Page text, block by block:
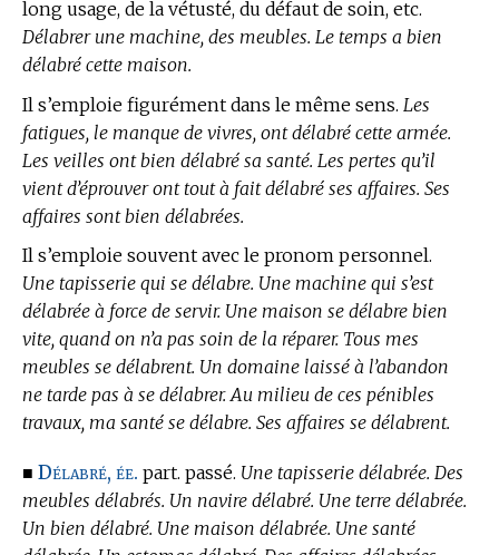
long usage, de la vétusté, du défaut de soin, etc.
Délabrer une machine, des meubles. Le temps a bien
délabré cette maison.
Il s’emploie figurément dans le même sens. Les
fatigues, le manque de vivres, ont délabré cette armée.
Les veilles ont bien délabré sa santé. Les pertes qu’il
vient d’éprouver ont tout à fait délabré ses affaires. Ses
affaires sont bien délabrées.
Il s’emploie souvent avec le pronom personnel.
Une tapisserie qui se délabre. Une machine qui s’est
délabrée à force de servir. Une maison se délabre bien
vite, quand on n’a pas soin de la réparer. Tous mes
meubles se délabrent. Un domaine laissé à l’abandon
ne tarde pas à se délabrer. Au milieu de ces pénibles
travaux, ma santé se délabre. Ses affaires se délabrent.
■ Délabré, ée. part. passé. Une tapisserie délabrée. Des
meubles délabrés. Un navire délabré. Une terre délabrée.
Un bien délabré. Une maison délabrée. Une santé